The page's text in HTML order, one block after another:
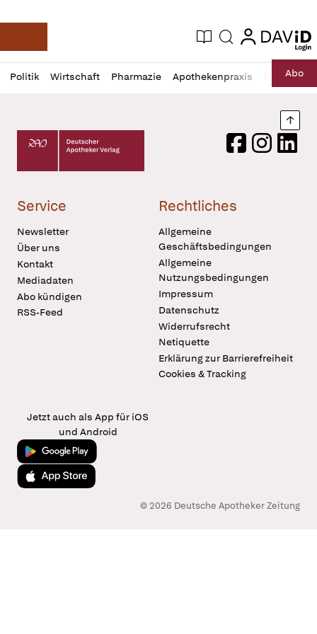
Deutsche Apotheker Zeitung
Aktuelle Ausgabe
Suche login
login
Politik Wirtschaft Pharmazie Apothekenpraxis RechtAbo
Profil
öffnen
Daz
Pur
Deutscher Apotheker Verlag Logo
FacebookInstagram
Service
Newsletter
Über uns
Kontakt
Mediadaten
Abo kündigen
RSS-Feed
Rechtliches
Allgemeine
Geschäftsbedingungen
Allgemeine
Nutzungsbedingungen
Impressum
Datenschutz
Widerrufsrecht
Netiquette
Erklärung zur Barrierefreiheit
Cookies & Tracking
Jetzt auch als App für iOS
und Android
Jetzt bei Google Play
Laden im App Store
© 2026 Deutsche Apotheker Zeitung